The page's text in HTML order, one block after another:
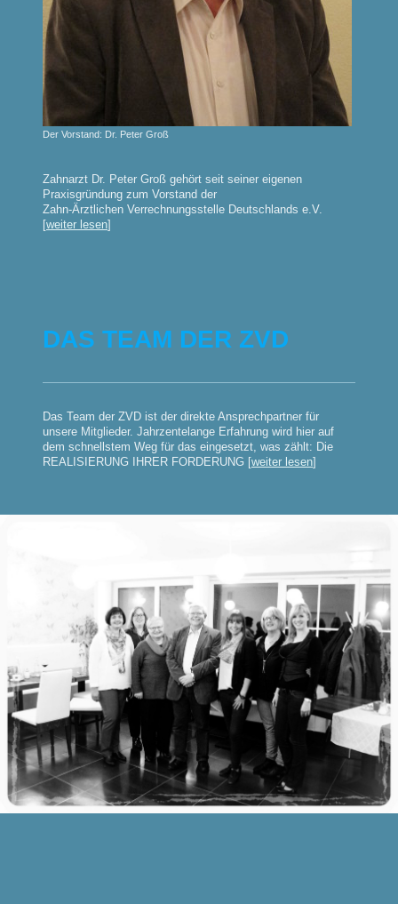
Der Vorstand: Dr. Peter Groß
Zahnarzt Dr. Peter Groß gehört seit seiner eigenen
Praxisgründung zum Vorstand der
Zahn-Ärztlichen Verrechnungsstelle Deutschlands e.V.
[weiter lesen]
DAS TEAM DER ZVD
Das Team der ZVD ist der direkte Ansprechpartner für
unsere Mitglieder. Jahrzentelange Erfahrung wird hier auf
dem schnellstem Weg für das eingesetzt, was zählt: Die
REALISIERUNG IHRER FORDERUNG [weiter lesen]